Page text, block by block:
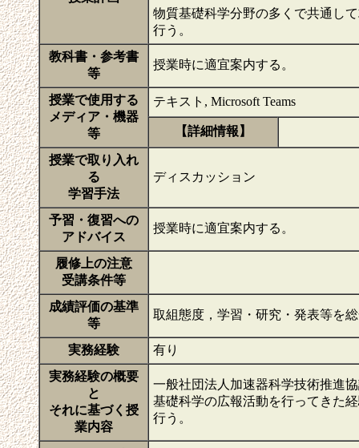
物質基礎科学分野の多くで共通し
行う。
教科書・参考書
等
授業時に適宜案内する。
授業で使用する
メディア・機器
等
テキスト, Microsoft Teams
【詳細情報】
授業で取り入れ
る
学習手法
ディスカッション
予習・復習への
アドバイス
授業時に適宜案内する。
履修上の注意
受講条件等
成績評価の基準
等
取組態度，学習・研究・発表等を
実務経験
有り
実務経験の概要
と
それに基づく授
業内容
一般社団法人加速器科学技術推進
基礎科学の広報活動を行ってきた
行う。